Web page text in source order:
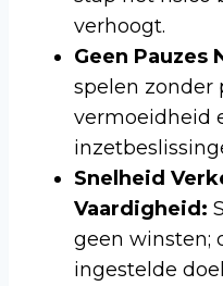
verhoogt.
Geen Pauzes
spelen zonder
vermoeidheid
Snelheid
Vaardigheid:
geen winsten;
ingestelde